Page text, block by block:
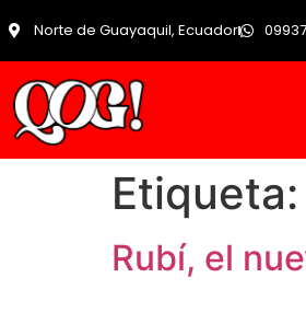
Norte de Guayaquil, Ecuador
Etiqueta:
Rubí, el